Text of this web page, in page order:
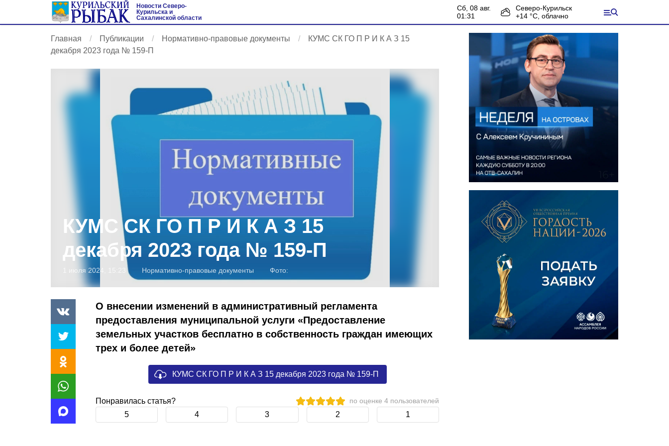
Новости Северо-
Курильска и
Сахалинской области
сб, 08 авг.
01:31
Северо-Курильск
+14 °С, облачно
Главная Публикации Нормативно-правовые документы
КУМС СК ГО П Р И К А З 15
декабря 2023 года № 159-П
КУМС СК ГО П Р И К А З 15
декабря 2023 года № 159-П
1 июля 2024, 15:23 Нормативно-правовые документы Фото:
О внесении изменений в административный регламента
предоставления муниципальной услуги «Предоставление
земельных участков бесплатно в собственность граждан имеющих
трех и более детей»
КУМС СК ГО П Р И К А З 15 декабря 2023 года № 159-П
Понравилась статья? по оценке 4 пользователей
5 4 3 2 1